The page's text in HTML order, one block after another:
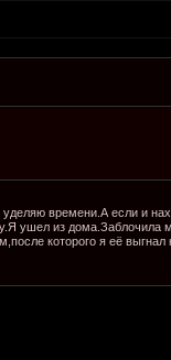
времени.А если и
ушел из дома.Заблочила
которого я её выгнал